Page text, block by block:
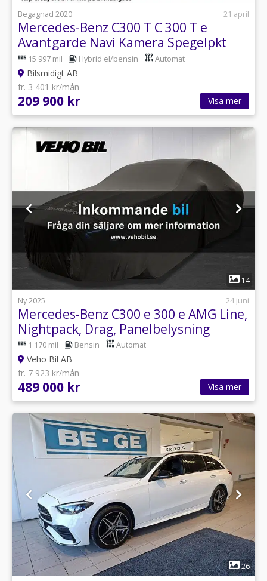
Begagnad 2020
21 april
Mercedes-Benz C300 T C 300 T e
Avantgarde Navi Kamera Spegelpkt
MOMS 320hk
15 997 mil Hybrid el/bensin Automat
Bilsmidigt AB
fr. 3 401 kr/mån
209 900 kr Visa mer
14
Ny 2025
24 juni
Mercedes-Benz C300 e 300 e AMG Line,
Nightpack, Drag, Panelbelysning
1 170 mil Bensin Automat
Veho Bil AB
fr. 7 923 kr/mån
489 000 kr Visa mer
1
26